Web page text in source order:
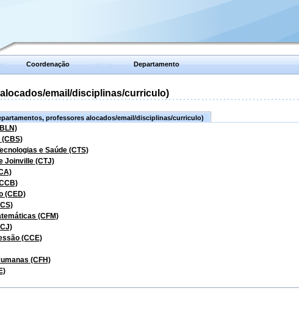
Coordenação Departamento
email/disciplinas/curriculo)
professores alocados/email/disciplinas/curriculo)
(CBS)
e Saúde (CTS)
Joinville (CTJ)
(CED)
(CFM)
(CCE)
(CFH)